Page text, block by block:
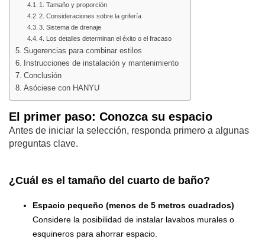
1. Tamaño y proporción
2. Consideraciones sobre la grifería
3. Sistema de drenaje
4. Los detalles determinan el éxito o el fracaso
Sugerencias para combinar estilos
Instrucciones de instalación y mantenimiento
Conclusión
Asóciese con HANYU
El primer paso: Conozca su espacio
Antes de iniciar la selección, responda primero a algunas
preguntas clave.
¿Cuál es el tamaño del cuarto de baño?
Espacio pequeño (menos de 5 metros cuadrados)
Considere la posibilidad de instalar lavabos murales o
esquineros para ahorrar espacio.